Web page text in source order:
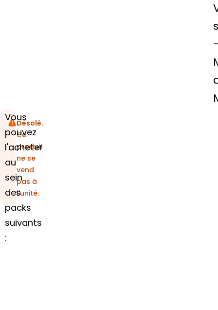
Désolé.
Ce
produit
ne se
vend
pas à
l'unité.
Vous
pouvez
l'acheter
au
sein
des
packs
suivants
: